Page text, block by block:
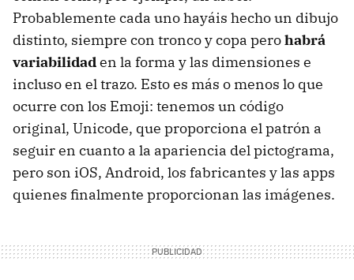
Probablemente cada uno hayáis hecho un dibujo
distinto, siempre con tronco y copa perohabrá
variabilidaden la forma y las dimensiones e
incluso en el trazo. Esto es más o menos lo que
ocurre con los Emoji: tenemos un código
original, Unicode, que proporciona el patrón a
seguir en cuanto a la apariencia del pictograma,
pero son iOS, Android, los fabricantes y las apps
quienes finalmente proporcionan las imágenes.